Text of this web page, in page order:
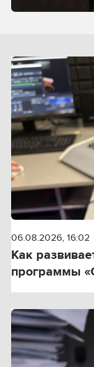
06.08.2026, 16:02
Как
программы